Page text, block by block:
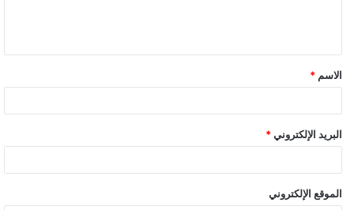
الاسم *
البريد الإلكتروني *
الموقع الإلكتروني